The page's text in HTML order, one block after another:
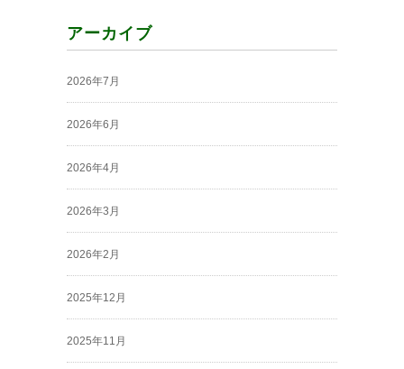
アーカイブ
2026年7月
2026年6月
2026年4月
2026年3月
2026年2月
2025年12月
2025年11月